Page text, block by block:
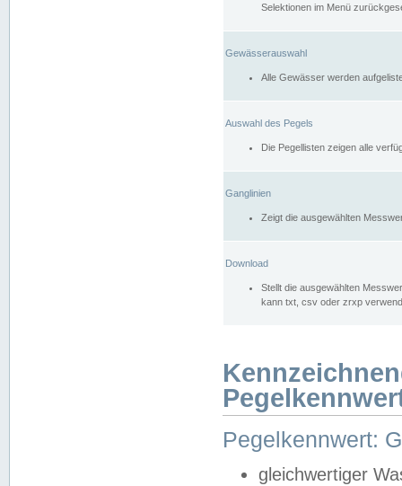
Selektionen im Menü
Gewässerauswahl
Alle Gewässer werden
Auswahl des Pegels
Die Pegellisten zeigen alle
Ganglinien
Zeigt die ausgewählten
Download
Stellt die ausgewählten
kann txt, csv oder zrxp
Pegelkennwert:
gleichwertiger